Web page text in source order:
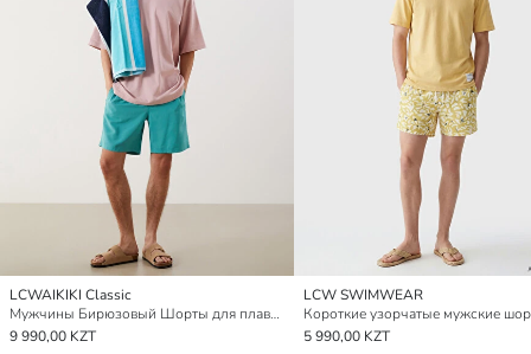
LCWAIKIKI Classic
Мужчины Бирюзовый Шорты для плавания
9 990,00 KZT
LCW SWIMWEAR
5 990,00 KZT